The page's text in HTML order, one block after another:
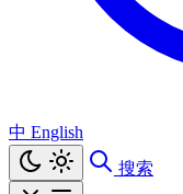
中 English
搜索